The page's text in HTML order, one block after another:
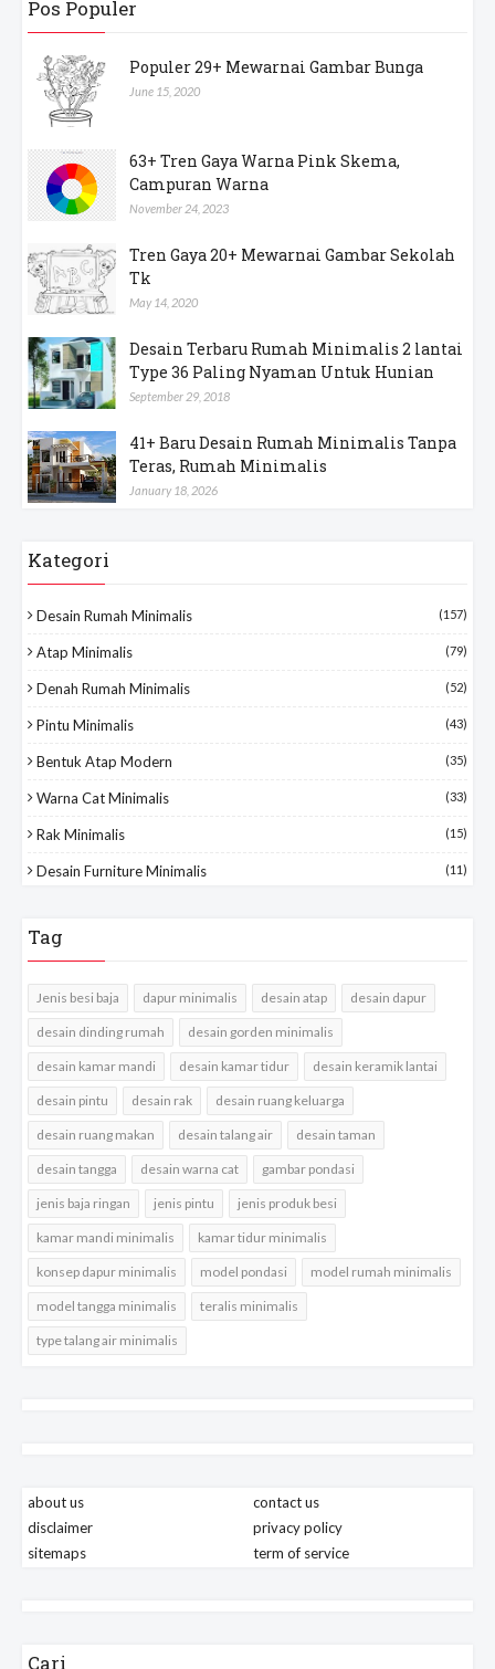
Pos Populer
Populer 29+ Mewarnai Gambar Bunga
June 15, 2020
63+ Tren Gaya Warna Pink Skema,
Campuran Warna
November 24, 2023
Tren Gaya 20+ Mewarnai Gambar Sekolah
Tk
May 14, 2020
Desain Terbaru Rumah Minimalis 2 lantai
Type 36 Paling Nyaman Untuk Hunian
September 29, 2018
41+ Baru Desain Rumah Minimalis Tanpa
Teras, Rumah Minimalis
January 18, 2026
Kategori
Desain Rumah Minimalis (157)
Atap Minimalis (79)
Denah Rumah Minimalis (52)
Pintu Minimalis (43)
Bentuk Atap Modern (35)
Warna Cat Minimalis (33)
Rak Minimalis (15)
Desain Furniture Minimalis (11)
Tag
Jenis besi baja dapur minimalis desain atap desain dapur
desain dinding rumah desain gorden minimalis
desain kamar mandi desain kamar tidur desain keramik lantai
desain pintu desain rak desain ruang keluarga
desain ruang makan desain talang air desain taman
desain tangga desain warna cat gambar pondasi
jenis baja ringan jenis pintu jenis produk besi
kamar mandi minimalis kamar tidur minimalis
konsep dapur minimalis model pondasi model rumah minimalis
model tangga minimalis teralis minimalis
type talang air minimalis
about us
contact us
disclaimer
privacy policy
sitemaps
term of service
Cari